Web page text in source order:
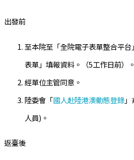
出發前
至本院至「全院電子表單整合平
表單」填報資料。（5工作日前）。
經單位主管同意。
陸委會「國人赴陸港澳動態登錄
人員)。
返臺後